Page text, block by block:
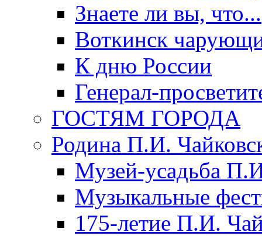
Знаете ли вы, что...
Воткинск
К дню России
Генерал-
ГОСТЯМ ГОРОДА
Родина П.И.
Музей-усадьба
Музыкальные
175-летие П.И.